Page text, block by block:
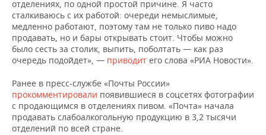
КИБЕРСПОРТ
ФИГУРНОЕ КАТАНИЕ
ВОДНЫЕ ВИДЫ СПОРТА
ХОККЕЙ С МЯЧОМ
КУЛЬТУРА
МЕДИЦИНА
ОБРАЗОВАНИЕ
ПРОИСШЕСТВИЯ
СПИСОК КОМПАНИЙ
отделениях, по одной простой причине. Я часто
сталкиваюсь с их работой: очереди немыслимые,
медленно работают, поэтому там не только пиво надо
продавать, но и бары открывать стоит. Чтобы можно
было сесть за столик, выпить, поболтать — как раз
очередь подойдет», — приводит его слова «РИА Новости».
Ранее в пресс-службе «Почты России»
прокомментировали появившиеся в соцсетях фотографии
с продающимся в отделениях пивом. «Почта» начала
продавать слабоалкогольную продукцию в 3,2 тысячи
отделений по всей стране.